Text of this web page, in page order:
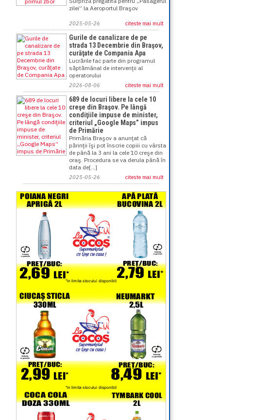
zilei” la Aeroportul Braşov
2025-05-26 citeste mai mult
Gurile de canalizare de pe
strada 13 Decembrie din Braşov,
curăţate de Compania Apa
Lucrările fac parte din programul
săptămânal de intervenţii al
operatorului
2026-08-06 citeste mai mult
689 de locuri libere la cele 10
creşe din Braşov. Pe lângă
condiţiile impuse de minister,
criteriul „Google Maps” impus
de Primărie
Primăria Braşov a anunţat că
părinţii îşi pot înscrie copiii cu vârsta
de până la 3 ani la cele 10 creşe din
oraş. Procedura se va derula până în
data de[...]
2025-05-26 citeste mai mult